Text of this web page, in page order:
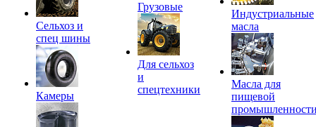
Сельхоз и
спец шины
Камеры
Грузовые
Для сельхоз
и
спецтехники
Индустриальные
масла
Масла для
пищевой